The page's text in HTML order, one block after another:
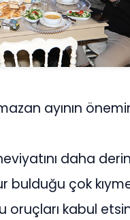
ayının
daha
bulduğu çok
kabul